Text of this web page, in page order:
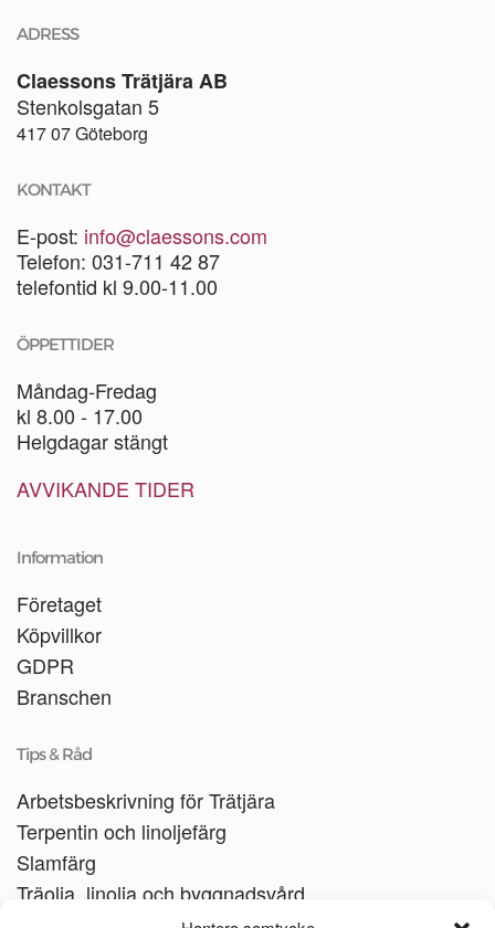
ADRESS
Claessons Trätjära AB
Stenkolsgatan 5
417 07 Göteborg
KONTAKT
E-post: info@claessons.com
Telefon: 031-711 42 87
telefontid kl 9.00-11.00
ÖPPETTIDER
Måndag-Fredag
kl 8.00 - 17.00
Helgdagar stängt
AVVIKANDE TIDER
Information
Företaget
Köpvillkor
GDPR
Branschen
Tips & Råd
Arbetsbeskrivning för Trätjära
Terpentin och linoljefärg
Slamfärg
Träolja, linolja och byggnadsvård